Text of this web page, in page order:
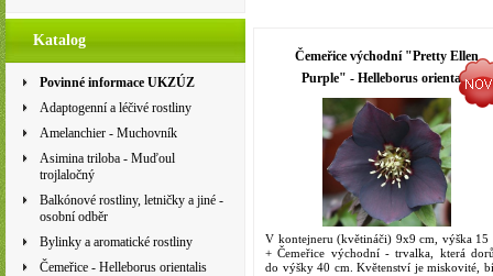
Katalog
Povinné informace UKZÚZ
Adaptogenní a léčivé rostliny
Amelanchier - Muchovník
Asimina triloba - Muďoul
trojlaločný
Balkónové rostliny, letničky a jiné -
osobní odběr
Bylinky a aromatické rostliny
Čemeřice - Helleborus orientalis
Čemeřice východní "Pretty Ellen
Purple" - Helleborus orientalis
V kontejneru (květináči) 9x9 cm, výška 15
+ Čemeřice východní - trvalka, která
do výšky 40 cm. Květenství je miskovité,